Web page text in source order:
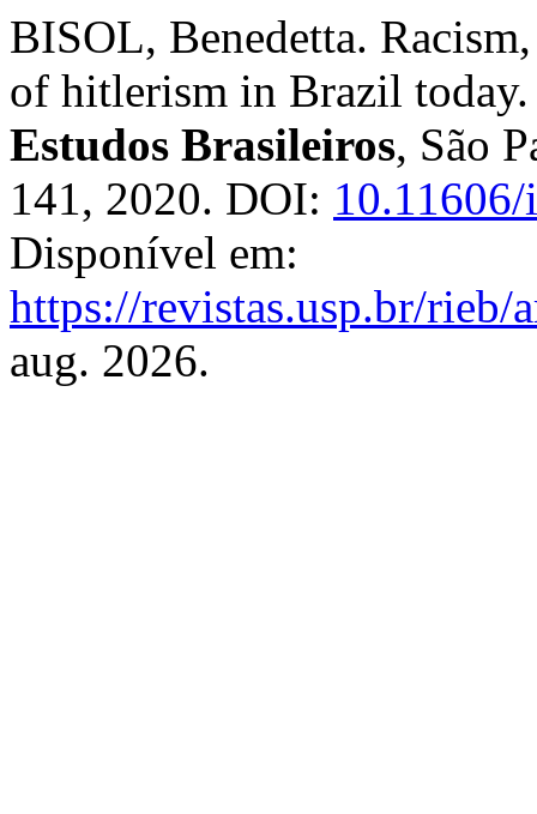
BISOL, Benedetta.
of hitlerism in Brazil
Estudos Brasileiros, São
141, 2020. DOI:
Disponível em:
https://revistas.usp.br/
aug. 2026.